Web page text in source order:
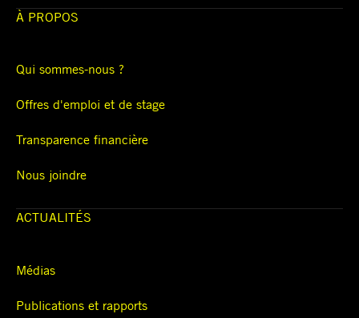
À PROPOS
Qui sommes-nous ?
Offres d'emploi et de stage
Transparence financière
Nous joindre
ACTUALITÉS
Médias
Publications et rapports